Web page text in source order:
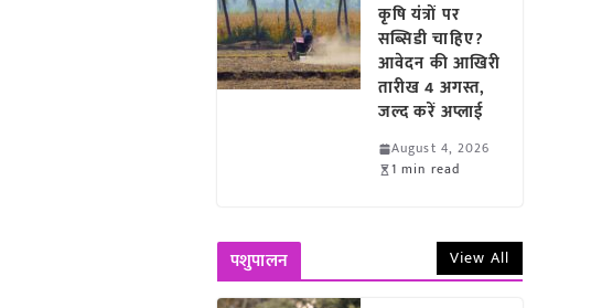
कृषि यंत्रों पर
सब्सिडी चाहिए?
आवेदन की आखिरी
तारीख 4 अगस्त,
जल्द करें अप्लाई
August 4, 2026
1 min read
पशुपालन View All